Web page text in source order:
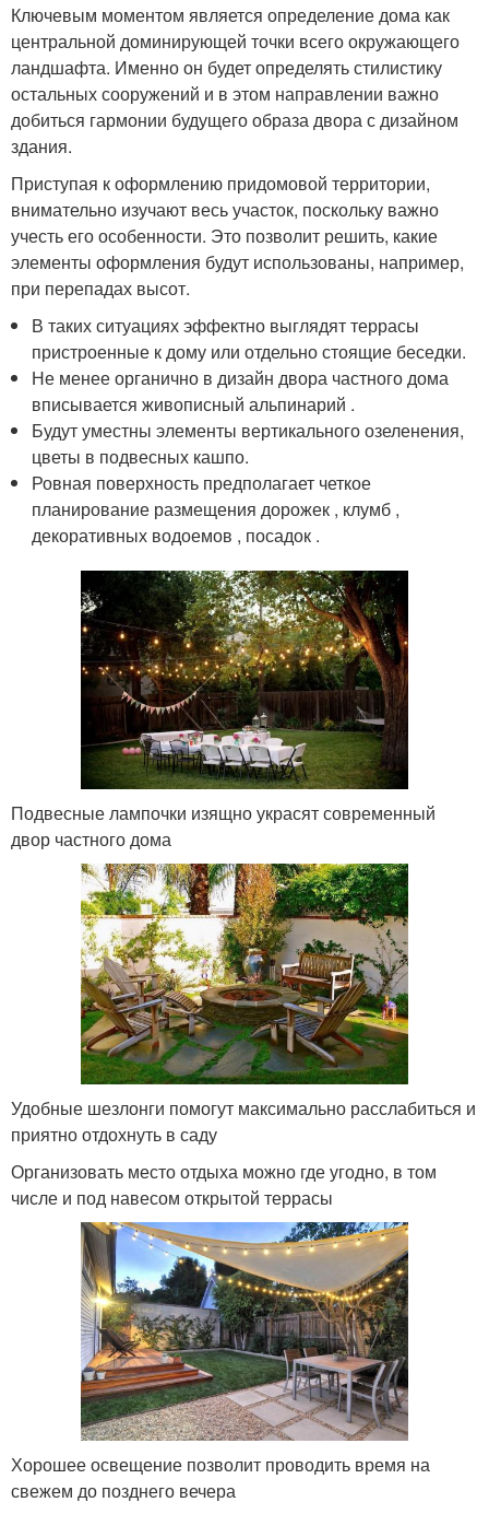
Ключевым моментом является определение дома как
центральной доминирующей точки всего окружающего
ландшафта. Именно он будет определять стилистику
остальных сооружений и в этом направлении важно
добиться гармонии будущего образа двора с дизайном
здания.
Приступая к оформлению придомовой территории,
внимательно изучают весь участок, поскольку важно
учесть его особенности. Это позволит решить, какие
элементы оформления будут использованы, например,
при перепадах высот.
В таких ситуациях эффектно выглядят террасы
пристроенные к дому или отдельно стоящие беседки.
Не менее органично в дизайн двора частного дома
вписывается живописный альпинарий .
Будут уместны элементы вертикального озеленения,
цветы в подвесных кашпо.
Ровная поверхность предполагает четкое
планирование размещения дорожек , клумб ,
декоративных водоемов , посадок .
Подвесные лампочки изящно украсят современный
двор частного дома
Удобные шезлонги помогут максимально расслабиться и
приятно отдохнуть в саду
Организовать место отдыха можно где угодно, в том
числе и под навесом открытой террасы
Хорошее освещение позволит проводить время на
свежем до позднего вечера